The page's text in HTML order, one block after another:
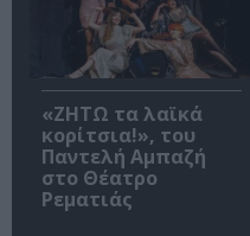
«ΖΗΤΩ τα λαϊκά
κορίτσια!», του
Παντελή Αμπαζή
στο Θέατρο
Ρεματιάς